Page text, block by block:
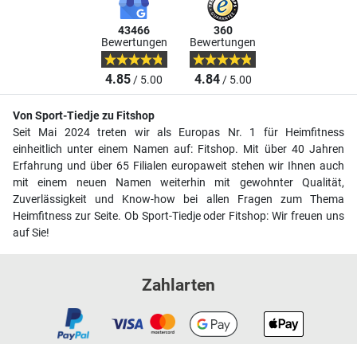
43466
Bewertungen
4.85/ 5.00
360
Bewertungen
4.84/ 5.00
Von Sport-Tiedje zu Fitshop
Seit Mai 2024 treten wir als Europas Nr. 1 für Heimfitness
einheitlich unter einem Namen auf: Fitshop. Mit über 40 Jahren
Erfahrung und über 65 Filialen europaweit stehen wir Ihnen auch
mit einem neuen Namen weiterhin mit gewohnter Qualität,
Zuverlässigkeit und Know-how bei allen Fragen zum Thema
Heimfitness zur Seite. Ob Sport-Tiedje oder Fitshop: Wir freuen uns
auf Sie!
Zahlarten